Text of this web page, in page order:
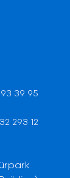
39 95
293 12